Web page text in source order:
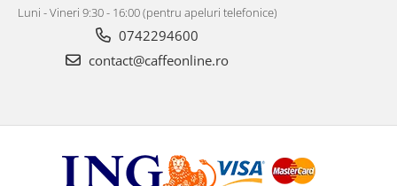
Luni - Vineri 9:30 - 16:00 (pentru apeluri telefonice)
0742294600
contact@caffeonline.ro